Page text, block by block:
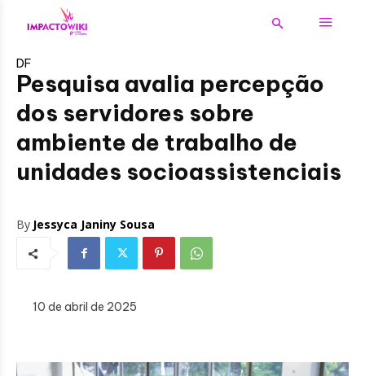
DF
Pesquisa avalia percepção
dos servidores sobre
ambiente de trabalho de
unidades socioassistenciais
By Jessyca Janiny Sousa
10 de abril de 2025